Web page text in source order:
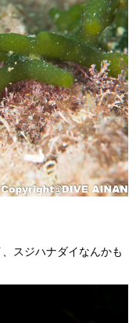
スジハナダイなんかも